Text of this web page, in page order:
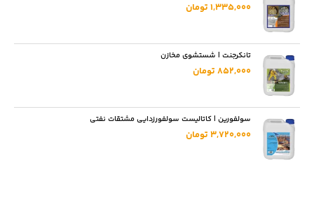
1,335,000 تومان
تانکرجنت | شستشوی مخازن
852,000 تومان
سولفورین | کاتالیست سولفورزدایی مشتقات نفتی
3,720,000 تومان